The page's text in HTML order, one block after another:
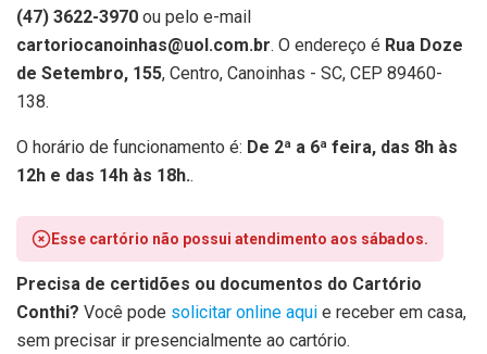
(47) 3622-3970 ou pelo e-mail
cartoriocanoinhas@uol.com.br. O endereço é Rua Doze
de Setembro, 155, Centro, Canoinhas - SC, CEP 89460-
138.
O horário de funcionamento é: De 2ª a 6ª feira, das 8h às
12h e das 14h às 18h..
Esse cartório não possui atendimento aos sábados.
Precisa de certidões ou documentos do Cartório
Conthi? Você pode solicitar online aqui e receber em casa,
sem precisar ir presencialmente ao cartório.